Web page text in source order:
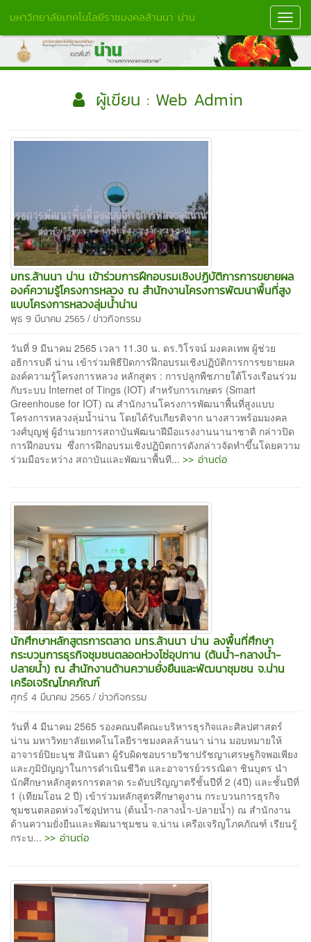
มหาวิทยาลัยเทคโนโลยีราชมงคลล้านนา น่าน
ผู้เขียน : Web Admin
มทร.ล้านนา น่าน เข้าร่วมการฝึกอบรมเชิงปฏิบัติการการขยายผล
องค์ความรู้โครงการหลวง ณ สำนักงานโครงการพัฒนาพื้นที่สูง
แบบโครงการหลวงลุ่มน้ำน่าน
พุธ 9 มีนาคม 2565 / ข่าวกิจกรรม
วันที่ 9 มีนาคม 2565 เวลา 11.30 น. ดร.วิโรจน์ มงคลเทพ ผู้ช่วย
อธิการบดี น่าน เข้าร่วมพิธีปิดการฝึกอบรมเชิงปฏิบัติการการขยายผล
องค์ความรู้โครงการหลวง หลักสูตร : การปลูกพืชภายใต้โรงเรือนร่วม
กับระบบ Internet of Tings (IOT) สำหรับการเกษตร (Smart
Greenhouse for IOT) ณ สำนักงานโครงการพัฒนาพื้นที่สูงแบบ
โครงการหลวงลุ่มน้ำน่าน โดยได้รับเกียรติจาก นางสาวพร้อมมงคล
วงศ์บุญฟู ผู้อำนวยการสถาบันพัฒนาฝีมือแรงงานนานาชาติ กล่าวปิด
การฝึกอบรม ซึ่งการฝึกอบรมเชิงปฏิบิตการดังกล่าวจัดทำขึ้นโดยความ
ร่วมมือระหว่าง สถาบันและพัฒนาพื้นที... >> อ่านต่อ
นักศึกษาหลักสูตรการตลาด มทร.ล้านนา น่าน ลงพื้นที่ศึกษา
กระบวนการธุรกิจชุมชนตลอดห่วงโซ่อุปทาน (ต้นน้ำ-กลางน้ำ-
ปลายน้ำ) ณ สำนักงานด้านความยั่งยืนและพัฒนาชุมชน จ.น่าน
เครือเจริญโภคภัณฑ์
ศุกร์ 4 มีนาคม 2565 / ข่าวกิจกรรม
วันที่ 4 มีนาคม 2565 รองคณบดีคณะบริหารธุรกิจและศิลปศาสตร์
น่าน มหาวิทยาลัยเทคโนโลยีราชมงคลล้านนา น่าน มอบหมายให้
อาจารย์ปิยะนุช สินันตา ผู้รับผิดชอบรายวิชาปรัชญาเศรษฐกิจพอเพียง
และภูมิปัญญาในการดำเนินชีวิต และอาจารย์วรรณิดา ชินบุตร นำ
นักศึกษาหลักสูตรการตลาด ระดับปริญญาตรีชั้นปีที่ 2 (4ปี) และชั้นปีที่
1 (เทียมโอน 2 ปี) เข้าร่วมหลักสูตรศึกษาดูงาน กระบวนการธุรกิจ
ชุมชนตลอดห่วงโซ่อุปทาน (ต้นน้ำ-กลางน้ำ-ปลายน้ำ) ณ สำนักงาน
ด้านความยั่งยืนและพัฒนาชุมชน จ.น่าน เครือเจริญโภคภัณฑ์ เรียนรู้
กระบ... >> อ่านต่อ